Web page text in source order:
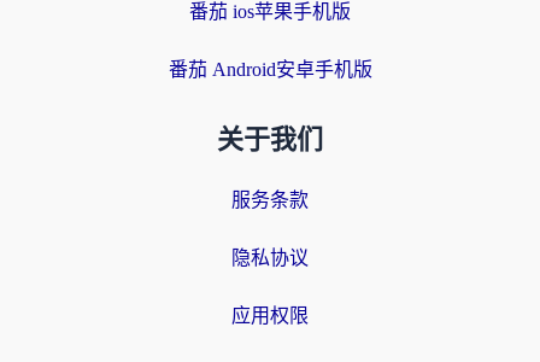
番茄 ios苹果手机版
番茄 Android安卓手机版
关于我们
服务条款
隐私协议
应用权限